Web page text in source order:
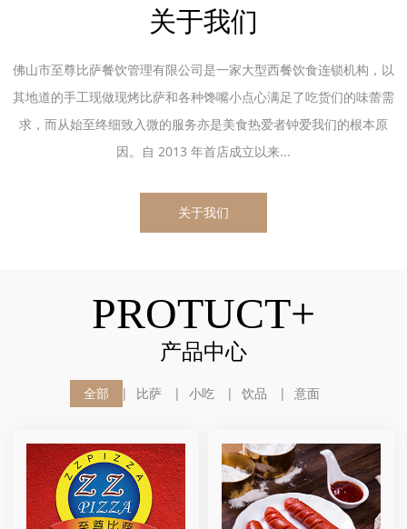
关于我们
佛山市至尊比萨餐饮管理有限公司是一家大型西餐饮食连锁机构，以
其地道的手工现做现烤比萨和各种馋嘴小点心满足了吃货们的味蕾需
求，而从始至终细致入微的服务亦是美食热爱者钟爱我们的根本原
因。自 2013 年首店成立以来...
关于我们
PROTUCT+
产品中心
全部 比萨 小吃 饮品 意面